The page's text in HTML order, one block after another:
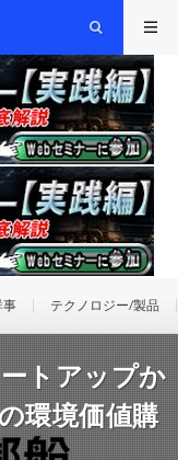
事 テクノロジー/製品
トアップか
環境価値購